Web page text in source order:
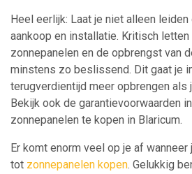
Heel eerlijk: Laat je niet alleen
aankoop en installatie. Kritisch
zonnepanelen en de opbrengst van
minstens zo beslissend. Dit gaat je
terugverdientijd meer opbrengen als
Bekijk ook de garantievoorwaarden
zonnepanelen te kopen in Blaricum.
Er komt enorm veel op je af
tot zonnepanelen kopen. Gelukkig